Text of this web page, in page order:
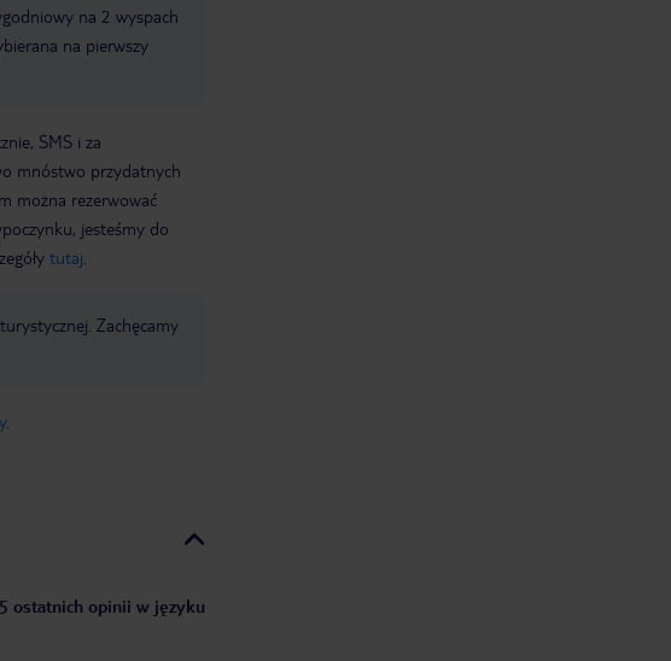
na 2 wyspach
na pierwszy
SMS i za
mnóstwo przydatnych
można rezerwować
jesteśmy do
tutaj
Zachęcamy
.
ostatnich opinii w języku